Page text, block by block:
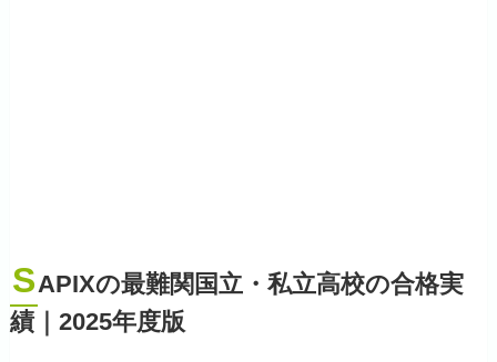
SAPIXの最難関国立・私立高校の合格実
績｜2025年度版